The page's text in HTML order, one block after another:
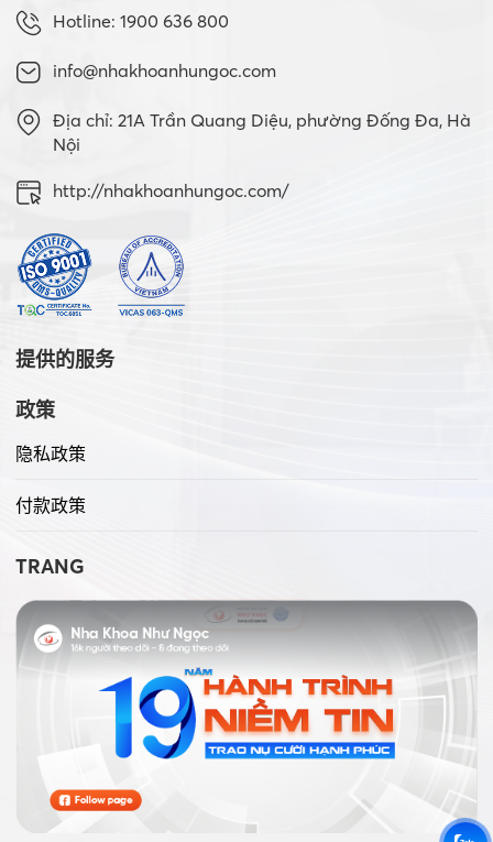
Hotline: 1900 636 800
info@nhakhoanhungoc.com
Địa chỉ: 21A Trần Quang Diệu, phường Đống Đa, Hà
Nội
http://nhakhoanhungoc.com/
提供的服务
政策
隐私政策
付款政策
TRANG